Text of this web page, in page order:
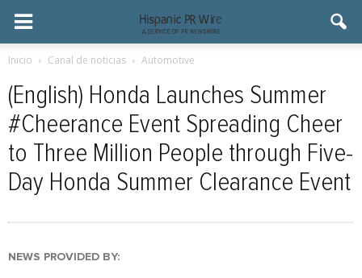
Inicio Canal de noticias Automotive
(English) Honda Launches Summer
#Cheerance Event Spreading Cheer
to Three Million People through Five-
Day Honda Summer Clearance Event
NEWS PROVIDED BY: